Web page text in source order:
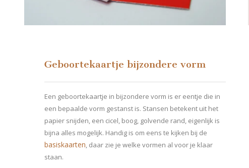
Geboortekaartje bijzondere vorm
Een geboortekaartje in bijzondere vorm is er eentje die in
een bepaalde vorm gestanst is. Stansen betekent uit het
papier snijden, een cicel, boog, golvende rand, eigenlijk is
bijna alles mogelijk. Handig is om eens te kijken bij de
basiskaarten, daar zie je welke vormen al voor je klaar
staan.